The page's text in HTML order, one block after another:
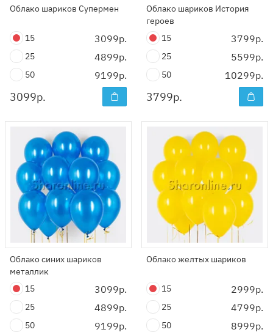
Облако шариков Супермен
15 3099р.
25 4899р.
50 9199р.
3099р.
Облако шариков История
героев
15
3799р.
25 5599р.
50 10299р.
3799р.
Облако синих шариков
металлик
15
3099р.
25 4899р.
50 9199р.
Облако желтых шариков
15 2999р.
25 4799р.
50 8999р.